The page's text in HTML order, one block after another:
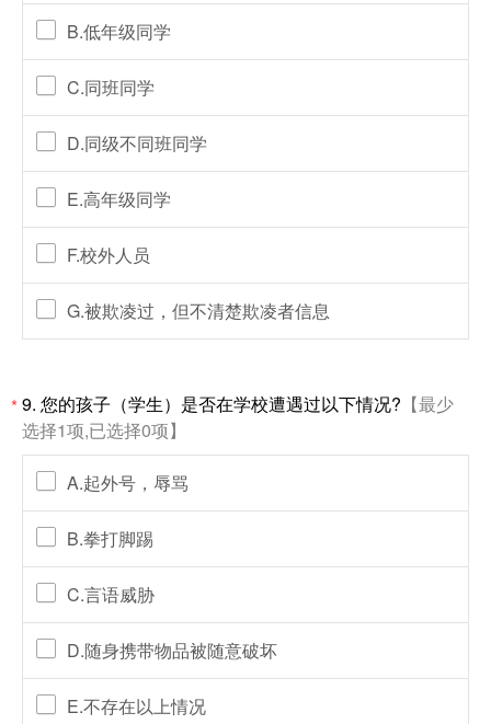
B.低年级同学
C.同班同学
D.同级不同班同学
E.高年级同学
F.校外人员
G.被欺凌过，但不清楚欺凌者信息
*9. 您的孩子（学生）是否在学校遭遇过以下情况? 【最少
选择1项,已选择0项】
A.起外号，辱骂
B.拳打脚踢
C.言语威胁
D.随身携带物品被随意破坏
E.不存在以上情况